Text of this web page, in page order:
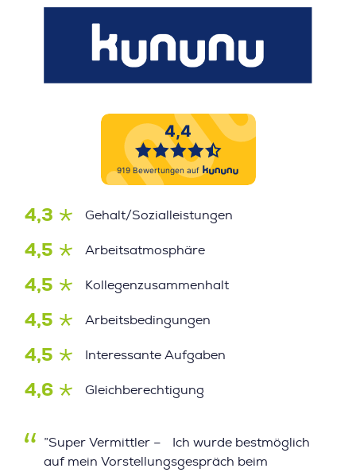
4,3 Gehalt/Sozialleistungen
4,5 Arbeitsatmosphäre
4,5 Kollegenzusammenhalt
4,5 Arbeitsbedingungen
4,5 Interessante Aufgaben
4,6 Gleichberechtigung
”Super Vermittler – Ich wurde bestmöglich
auf mein Vorstellungsgespräch beim